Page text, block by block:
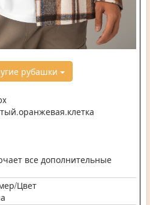
рубашки
все дополнительные
Цвет